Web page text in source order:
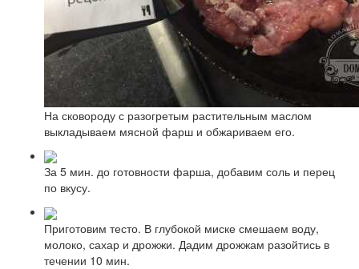
На сковороду с разогретым растительным маслом
выкладываем мясной фарш и обжариваем его.
За 5 мин. до готовности фарша, добавим соль и перец
по вкусу.
Приготовим тесто. В глубокой миске смешаем воду,
молоко, сахар и дрожжи. Дадим дрожжам разойтись в
течении 10 мин.